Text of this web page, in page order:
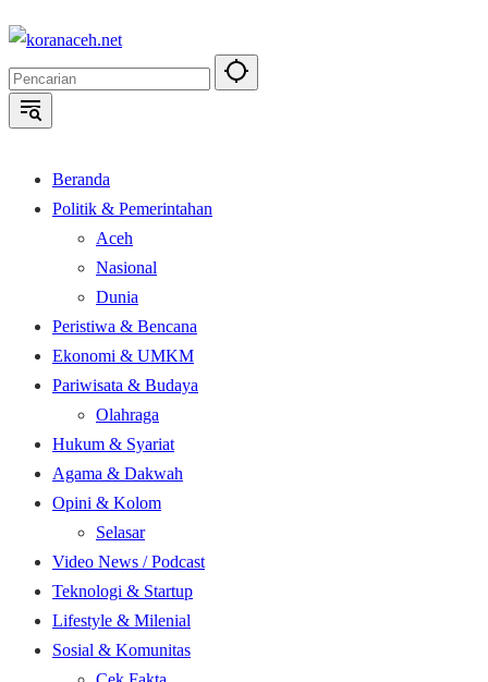
Langsung
konten
Beranda
Politik & Pemerintahan
Aceh
Nasional
Dunia
Peristiwa & Bencana
Ekonomi & UMKM
Pariwisata & Budaya
Olahraga
Hukum & Syariat
Agama & Dakwah
Opini & Kolom
Selasar
Video News / Podcast
Teknologi & Startup
Lifestyle & Milenial
Sosial & Komunitas